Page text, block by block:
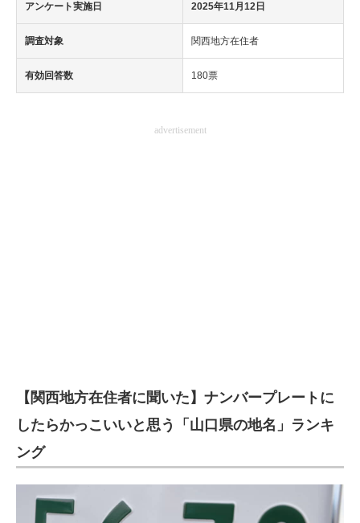
アンケート実施日 2025年11月12日
調査対象 関西地方在住者
有効回答数 180票
advertisement
【関西地方在住者に聞いた】ナンバープレートに
したらかっこいいと思う「山口県の地名」ランキ
ング